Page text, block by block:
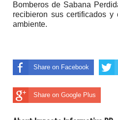
Bomberos de Sabana
recibieron sus certificados y
ambiente.
Share on Facebook
Share on Google Plus